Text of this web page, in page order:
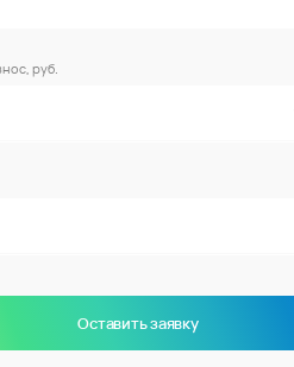
руб.
Оставить заявку